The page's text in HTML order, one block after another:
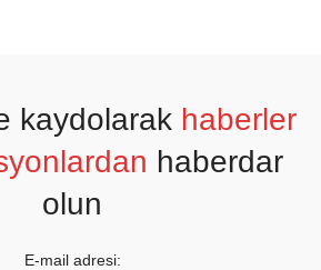
kaydolarak haberler
haberdar
olun
E-mail adresi: